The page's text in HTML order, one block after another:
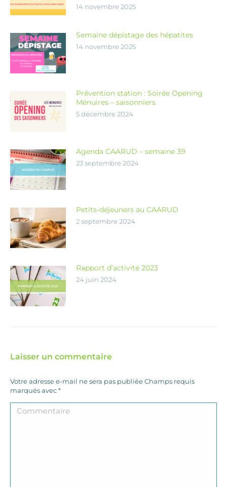
14 novembre 2025
Semaine dépistage des hépatites
14 novembre 2025
Prévention station : Soirée Opening
Ménuires – saisonniers
5 décembre 2024
Agenda CAARUD – semaine 39
23 septembre 2024
Petits-déjeuners au CAARUD
2 septembre 2024
Rapport d’activité 2023
24 juin 2024
Laisser un commentaire
Votre adresse e-mail ne sera pas publiée Champs requis
marqués avec*
Commentaire